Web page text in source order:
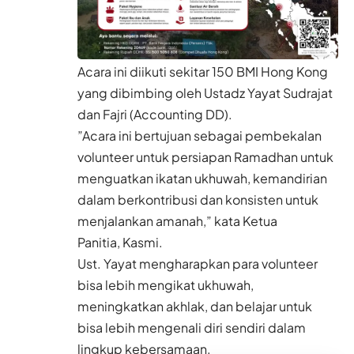
Acara ini diikuti sekitar 150 BMI Hong Kong
yang dibimbing oleh Ustadz Yayat Sudrajat
dan Fajri (Accounting DD).
”Acara ini bertujuan sebagai pembekalan
volunteer untuk persiapan Ramadhan untuk
menguatkan ikatan ukhuwah, kemandirian
dalam berkontribusi dan konsisten untuk
menjalankan amanah,” kata Ketua
Panitia, Kasmi.
Ust. Yayat mengharapkan para volunteer
bisa lebih mengikat ukhuwah,
meningkatkan akhlak, dan belajar untuk
bisa lebih mengenali diri sendiri dalam
lingkup kebersamaan.